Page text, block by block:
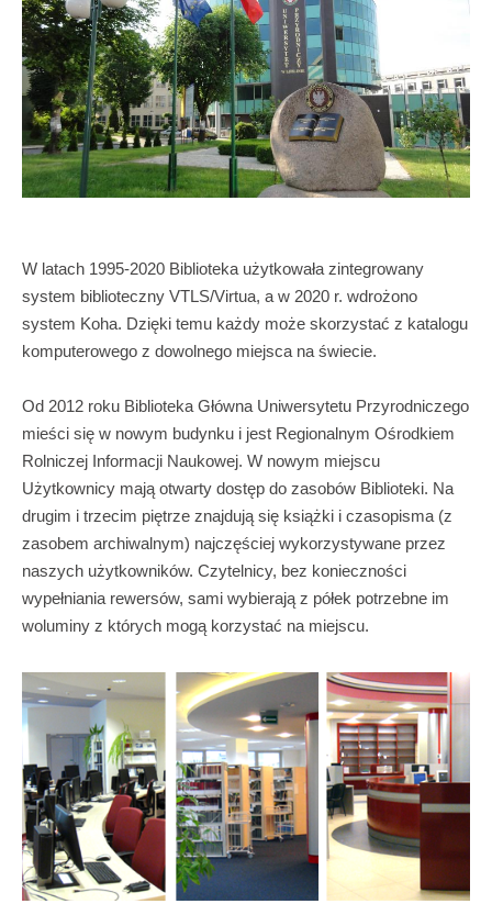
W latach 1995-2020 Biblioteka użytkowała zintegrowany
system biblioteczny VTLS/Virtua, a w 2020 r. wdrożono
system Koha. Dzięki temu każdy może skorzystać z katalogu
komputerowego z dowolnego miejsca na świecie.
Od 2012 roku Biblioteka Główna Uniwersytetu Przyrodniczego
mieści się w nowym budynku i jest Regionalnym Ośrodkiem
Rolniczej Informacji Naukowej. W nowym miejscu
Użytkownicy mają otwarty dostęp do zasobów Biblioteki. Na
drugim i trzecim piętrze znajdują się książki i czasopisma (z
zasobem archiwalnym) najczęściej wykorzystywane przez
naszych użytkowników. Czytelnicy, bez konieczności
wypełniania rewersów, sami wybierają z półek potrzebne im
woluminy z których mogą korzystać na miejscu.